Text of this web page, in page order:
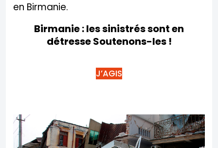
en Birmanie.
Birmanie : les sinistrés sont en
détresseSoutenons-les !
J’AGIS